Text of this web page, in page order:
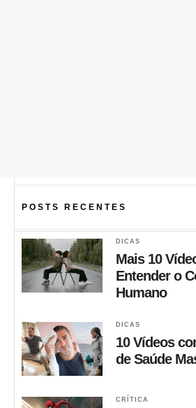
POSTS RECENTES
DICAS
Mais 10
Entender o
Humano
DICAS
10 Vídeos
de Saúde
CRÍTICA